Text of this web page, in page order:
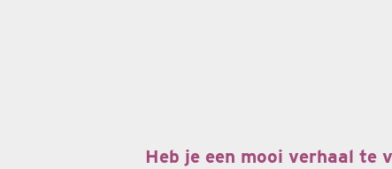
Heb je een mooi verhaal te